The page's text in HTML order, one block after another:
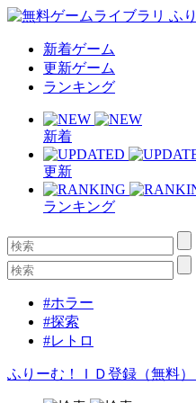
新着ゲーム
更新ゲーム
ランキング
新着
更新
ランキング
#ホラー
#探索
#レトロ
ふりーむ！ＩＤ登録（無料）